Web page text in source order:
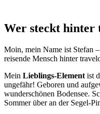
Wer steckt hinter
Moin, mein Name ist Stefan
reisende Mensch hinter
Mein Lieblings-Element ist
ungefähr! Geboren und
wunderschönen Bodensee.
Sommer über an der Segel-